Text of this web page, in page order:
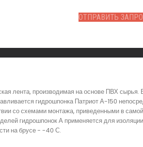
ОТПРАВИТЬ
лента, производимая на основе ПВХ
гидрошпонка Патриот А-150
со схемами монтажа, приведенными в
гидрошпонок А применяется для
на брусе - -40 С.